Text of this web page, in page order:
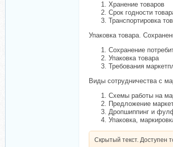
Хранение товаров
Срок годности
Транспортировка
Упаковка товара.
Сохранение
Упаковка товара
Требования
Виды сотрудничества с
Схемы работы на
Предложение
Дропшиппинг и
Упаковка,
Скрытый текст. Доступен